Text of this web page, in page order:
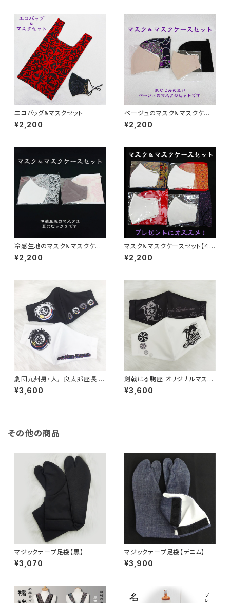
エコバッグ&マスクセット
¥2,200
ベージュのマスク＆マスクケー
スセット【2種】
¥2,200
冷感生地のマスク＆マスクケー
スセット【2種】
¥2,200
マスク＆マスクケースセット【４
種】
¥2,200
劇団九州男・大川良太郎座長 ロ
ゴデザインマスク【２枚組】
¥3,600
剣戟はる駒座 オリジナルマスク
【２枚組】
¥3,600
その他の商品
マジックテープ足袋【黒】
¥3,070
マジックテープ足袋【デニム】
¥3,900